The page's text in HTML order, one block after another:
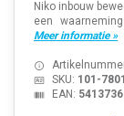
Niko inbouw
een
Meer informatie »
SKU: 101-
EAN: